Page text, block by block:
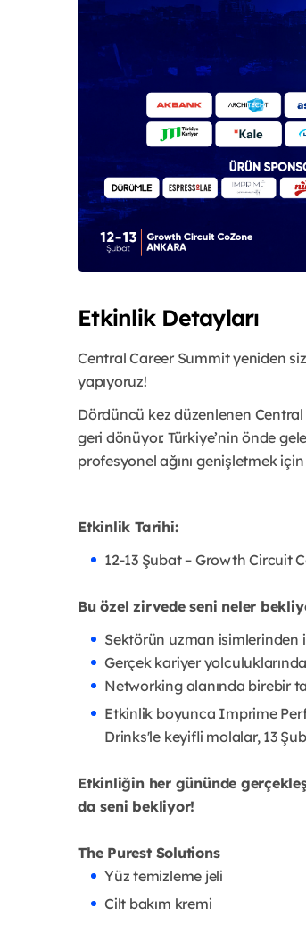
Etkinlik Detayları
Central Career Summit yeniden
yapıyoruz!
Dördüncü kez düzenlenen
geri dönüyor. Türkiye’nin önde
profesyonel ağını genişletmek
Etkinlik Tarihi:
12-13 Şubat – Growth Circuit
Bu özel zirvede seni neler
Sektörün uzman isimlerinden
Gerçek kariyer
Networking alanında birebir
Etkinlik boyunca Imprime
Drinks'le keyifli molalar, 13
Etkinliğin her gününde
da seni bekliyor!
The Purest Solutions
Yüz temizleme jeli
Cilt bakım kremi